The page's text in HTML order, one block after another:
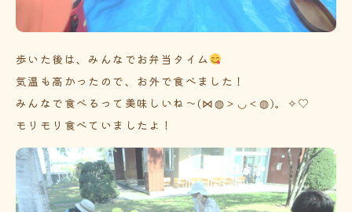
歩いた後は、みんなでお弁当タイム
気温も高かったので、お外で食べました！
みんなで食べるって美味しいね～(⋈◍＞◡＜◍)。✧♡
モリモリ食べていましたよ！